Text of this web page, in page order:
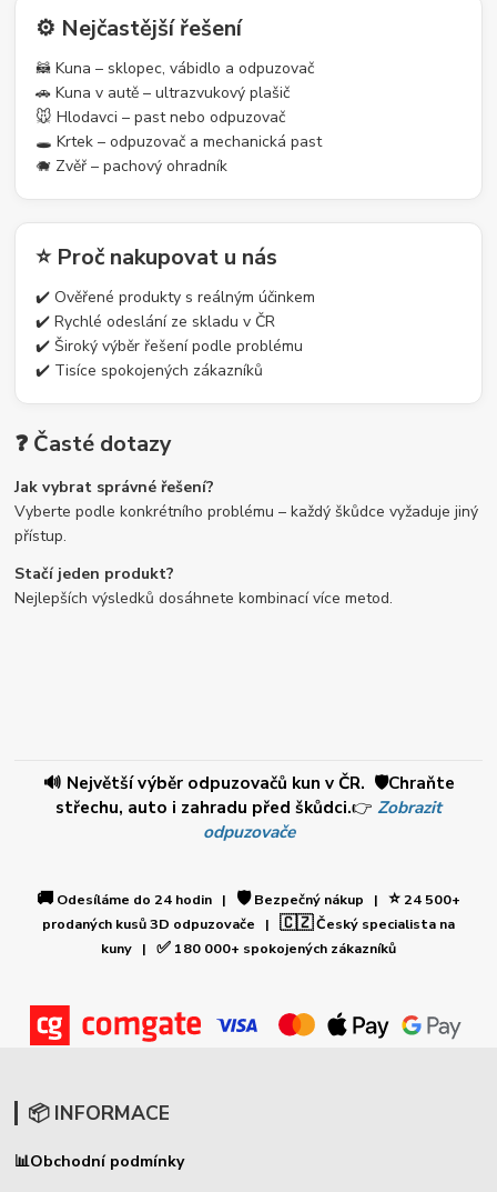
⚙️ Nejčastější řešení
🦝 Kuna – sklopec, vábidlo a odpuzovač
🚗 Kuna v autě – ultrazvukový plašič
🐭 Hlodavci – past nebo odpuzovač
🕳️ Krtek – odpuzovač a mechanická past
🐗 Zvěř – pachový ohradník
⭐ Proč nakupovat u nás
✔️ Ověřené produkty s reálným účinkem
✔️ Rychlé odeslání ze skladu v ČR
✔️ Široký výběr řešení podle problému
✔️ Tisíce spokojených zákazníků
❓ Časté dotazy
Jak vybrat správné řešení?
Vyberte podle konkrétního problému – každý škůdce vyžaduje jiný
přístup.
Stačí jeden produkt?
Nejlepších výsledků dosáhnete kombinací více metod.
🔊 Největší výběr odpuzovačů kun v ČR. 🛡️Chraňte
střechu, auto i zahradu před škůdci.👉 Zobrazit
odpuzovače
🚚 Odesíláme do 24 hodin | 🛡️Bezpečný nákup | ⭐24 500+
prodaných kusů 3D odpuzovače | 🇨🇿Český specialista na
kuny | ✅ 180 000+ spokojených zákazníků
📦 INFORMACE
📊Obchodní podmínky